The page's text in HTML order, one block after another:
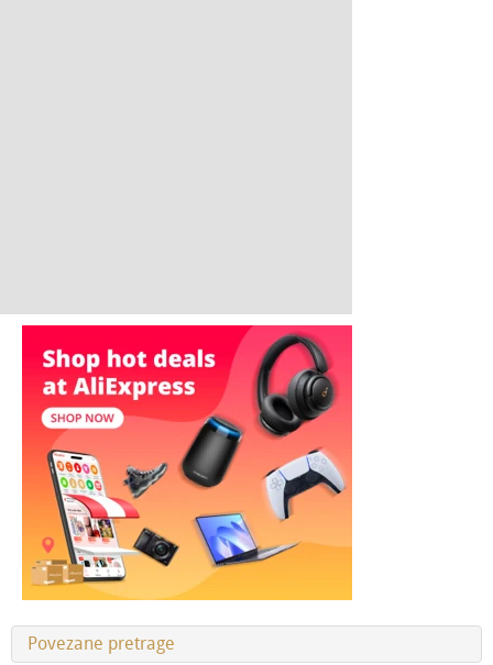
Povezane pretrage